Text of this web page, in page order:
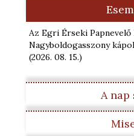
Az Egri Érseki
Nagyboldogasszony
(2026. 08. 15.)
A nap